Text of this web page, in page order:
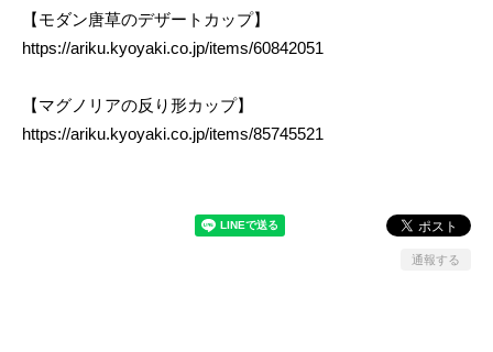
【モダン唐草のデザートカップ】
https://ariku.kyoyaki.co.jp/items/60842051
【マグノリアの反り形カップ】
https://ariku.kyoyaki.co.jp/items/85745521
通報する